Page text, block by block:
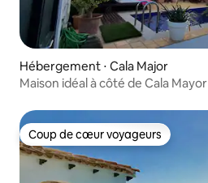
Hébergement ⋅ Cala Major
Maison idéal à côté de Cala Mayor
Coup de cœur voyageurs
Coup de cœur voyageurs